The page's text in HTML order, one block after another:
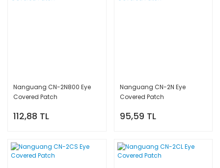
Nanguang CN-2N800 Eye
Covered Patch
112,88 TL
Nanguang CN-2N Eye
Covered Patch
95,59 TL